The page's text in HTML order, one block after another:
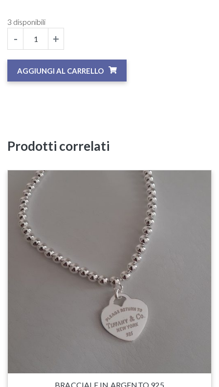
3 disponibili
- +
AGGIUNGI AL CARRELLO
Prodotti correlati
BRACCIALE IN ARGENTO 925